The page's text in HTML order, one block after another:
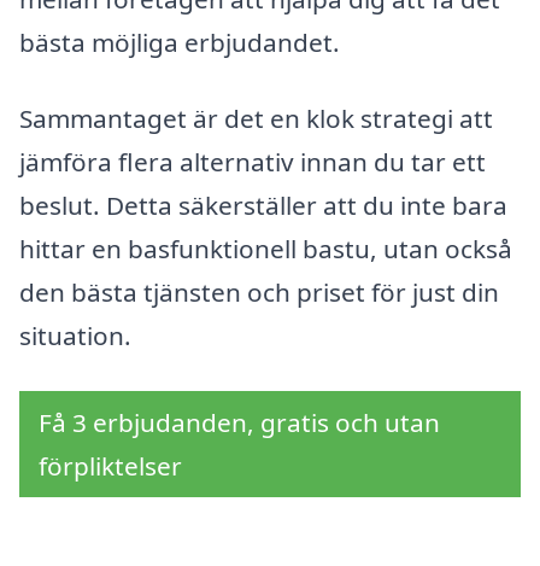
bästa möjliga erbjudandet.
Sammantaget är det en klok strategi att
jämföra flera alternativ innan du tar ett
beslut. Detta säkerställer att du inte bara
hittar en basfunktionell bastu, utan också
den bästa tjänsten och priset för just din
situation.
Få 3 erbjudanden, gratis och utan
förpliktelser